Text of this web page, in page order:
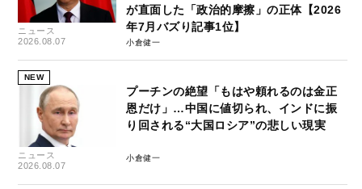
ニュース
2026.08.07
が直面した「政治的摩擦」の正体【2026
年7月バズり記事1位】
小倉健一
NEW
ニュース
2026.08.07
プーチンの絶望「もはや頼れるのは金正
恩だけ」…中国に値切られ、インドに振
り回される“大国ロシア”の悲しい現実
小倉健一